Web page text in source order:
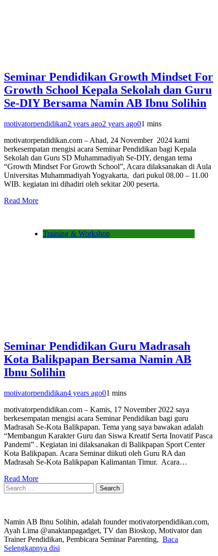
Seminar Pendidikan Growth Mindset For
Growth School Kepala Sekolah dan Guru
Se-DIY Bersama Namin AB Ibnu Solihin
motivatorpendidikan2 years ago2 years ago01 mins
motivatorpendidikan.com – Ahad, 24 November 2024 kami
berkesempatan mengisi acara Seminar Pendidikan bagi Kepala
Sekolah dan Guru SD Muhammadiyah Se-DIY, dengan tema
“Growth Mindset For Growth School”, Acara dilaksanakan di Aula
Universitas Muhammadiyah Yogyakarta, dari pukul 08.00 – 11.00
WIB. kegiatan ini dihadiri oleh sekitar 200 peserta.
Read More
Training & Workshop
Seminar Pendidikan Guru Madrasah
Kota Balikpapan Bersama Namin AB
Ibnu Solihin
motivatorpendidikan4 years ago01 mins
motivatorpendidikan.com – Kamis, 17 November 2022 saya
berkesempatan mengisi acara Seminar Pendidikan bagi guru
Madrasah Se-Kota Balikpapan. Tema yang saya bawakan adalah
“Membangun Karakter Guru dan Siswa Kreatif Serta Inovatif Pasca
Pandemi” . Kegiatan ini dilaksanakan di Balikpapan Sport Center
Kota Balikpapan. Acara Seminar diikuti oleh Guru RA dan
Madrasah Se-Kota Balikpapan Kalimantan Timur. Acara…
Read More
Search
for:
Namin AB Ibnu Solihin, adalah founder motivatorpendidikan.com,
Ayah Lima @anaktanpagadget, TV dan Bioskop, Motivator dan
Trainer Pendidikan, Pembicara Seminar Parenting, Baca
Selengkapnya disi